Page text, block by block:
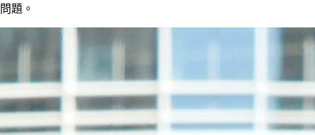
問題。